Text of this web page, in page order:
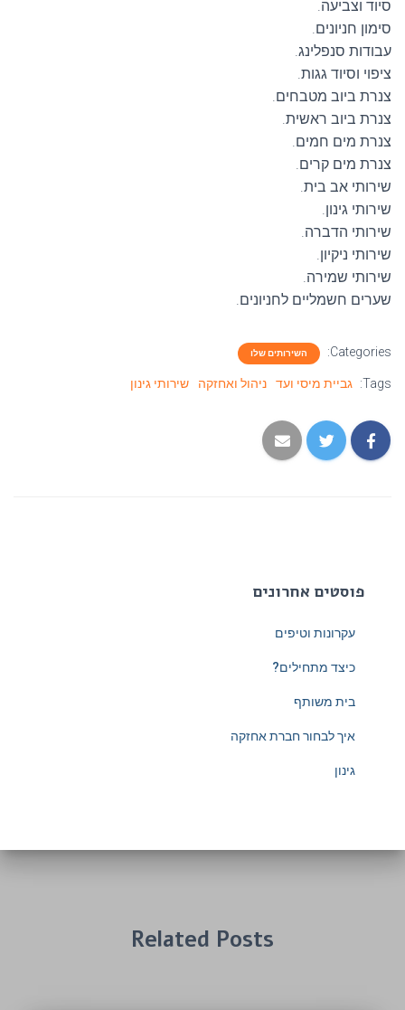
סיוד וצביעה.
סימון חניונים.
עבודות סנפלינג.
ציפוי וסיוד גגות.
צנרת ביוב מטבחים.
צנרת ביוב ראשית.
צנרת מים חמים.
צנרת מים קרים.
שירותי אב בית.
שירותי גינון.
שירותי הדברה.
שירותי ניקיון.
שירותי שמירה.
שערים חשמליים לחניונים.
Categories: השירותים שלו
Tags: גביית מיסי ועד ניהול ואחזקה שירותי גינון
פוסטים אחרונים
עקרונות וטיפים
כיצד מתחילים?
בית משותף
איך לבחור חברת אחזקה
גינון
Related Posts